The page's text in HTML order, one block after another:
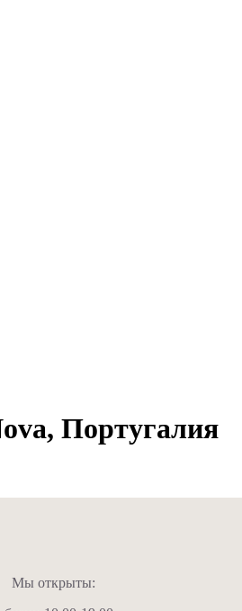
Португалия
Мы открыты: